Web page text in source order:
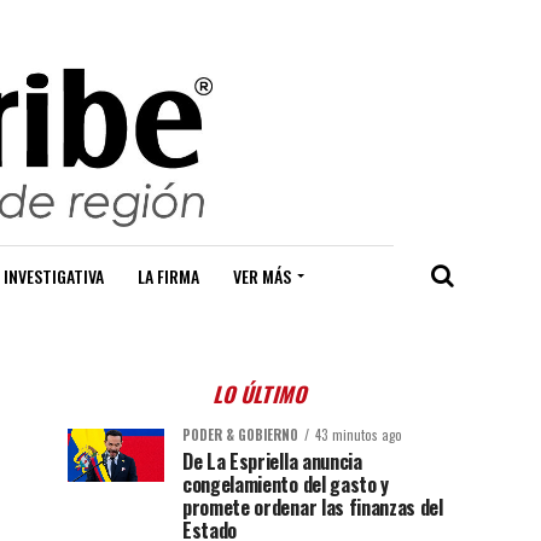
LA FIRMA VER MÁS
LO ÚLTIMO
PODER & GOBIERNO 43 minutos ago
De La Espriella anuncia
congelamiento del gasto y
promete ordenar las finanzas del
Estado